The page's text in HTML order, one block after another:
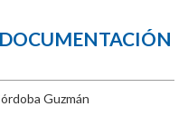
Guzmán